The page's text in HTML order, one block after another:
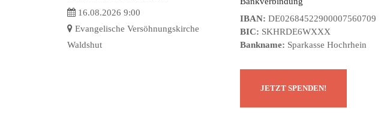
16.08.2026 9:00
Evangelische Versöhnungskirche
Waldshut
IBAN: DE02684522900007560709
BIC: SKHRDE6WXXX
Bankname: Sparkasse Hochrhein